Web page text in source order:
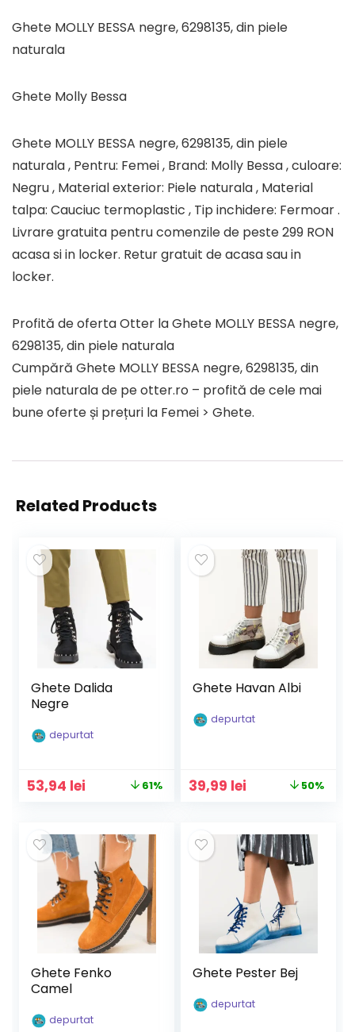
Ghete MOLLY BESSA negre, 6298135, din piele
naturala
Ghete Molly Bessa
Ghete MOLLY BESSA negre, 6298135, din piele
naturala , Pentru: Femei , Brand: Molly Bessa , culoare:
Negru , Material exterior: Piele naturala , Material
talpa: Cauciuc termoplastic , Tip inchidere: Fermoar .
Livrare gratuita pentru comenzile de peste 299 RON
acasa si in locker. Retur gratuit de acasa sau in
locker.
Profită de oferta Otter la Ghete MOLLY BESSA negre,
6298135, din piele naturala
Cumpără Ghete MOLLY BESSA negre, 6298135, din
piele naturala de pe otter.ro – profită de cele mai
bune oferte și prețuri la Femei > Ghete.
Related Products
Ghete Dalida
Negre
depurtat
Prețul
fost:
139,90 lei.
53,94 lei
53,94 lei.
61%
Ghete Havan Albi
depurtat
Prețul
fost:
79,90 lei.
39,99 lei
39,99 lei.
50%
Ghete Fenko
Camel
depurtat
Ghete Pester Bej
depurtat